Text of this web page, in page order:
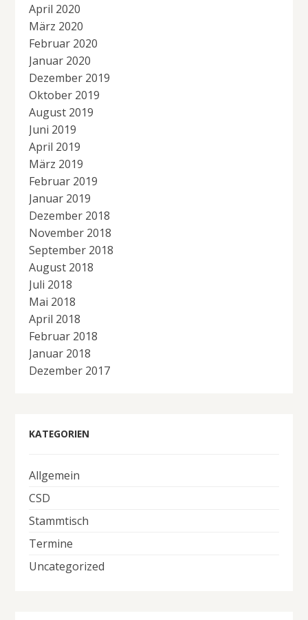
April 2020
März 2020
Februar 2020
Januar 2020
Dezember 2019
Oktober 2019
August 2019
Juni 2019
April 2019
März 2019
Februar 2019
Januar 2019
Dezember 2018
November 2018
September 2018
August 2018
Juli 2018
Mai 2018
April 2018
Februar 2018
Januar 2018
Dezember 2017
KATEGORIEN
Allgemein
CSD
Stammtisch
Termine
Uncategorized